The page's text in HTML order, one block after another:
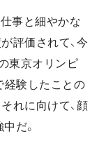
事と細やかな
評価されて、今
東京オリンピ
経験したことの
れに向けて、顔
だ。